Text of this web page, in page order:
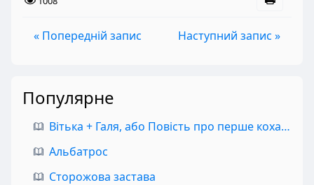
« Попередній запис Наступний запис »
Популярне
Вітька + Галя, або Повість про перше кохання
Альбатрос
Сторожова застава